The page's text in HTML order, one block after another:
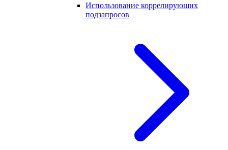
Использование коррелирующих
подзапросов